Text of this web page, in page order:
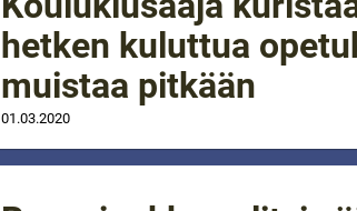
hetken kuluttua
muistaa pitkään
01.03.2020